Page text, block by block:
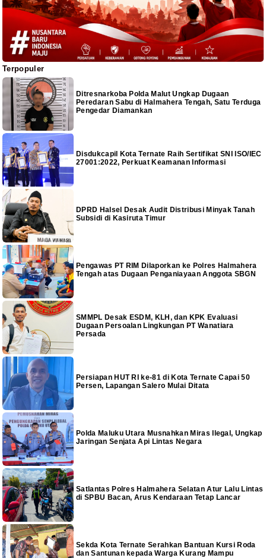
Terpopuler
Ditresnarkoba Polda Malut Ungkap Dugaan
Peredaran Sabu di Halmahera Tengah, Satu Terduga
Pengedar Diamankan
Disdukcapil Kota Ternate Raih Sertifikat SNI ISO/IEC
27001:2022, Perkuat Keamanan Informasi
DPRD Halsel Desak Audit Distribusi Minyak Tanah
Subsidi di Kasiruta Timur
Pengawas PT RIM Dilaporkan ke Polres Halmahera
Tengah atas Dugaan Penganiayaan Anggota SBGN
SMMPL Desak ESDM, KLH, dan KPK Evaluasi
Dugaan Persoalan Lingkungan PT Wanatiara
Persada
Persiapan HUT RI ke-81 di Kota Ternate Capai 50
Persen, Lapangan Salero Mulai Ditata
Polda Maluku Utara Musnahkan Miras Ilegal, Ungkap
Jaringan Senjata Api Lintas Negara
Satlantas Polres Halmahera Selatan Atur Lalu Lintas
di SPBU Bacan, Arus Kendaraan Tetap Lancar
Sekda Kota Ternate Serahkan Bantuan Kursi Roda
dan Santunan kepada Warga Kurang Mampu